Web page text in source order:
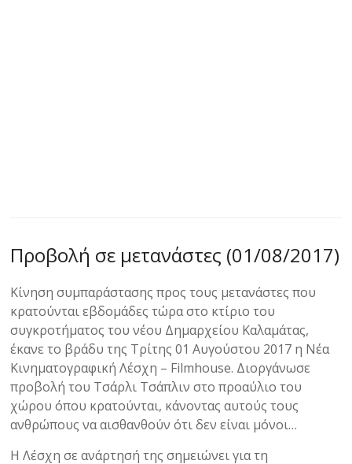
Προβολή σε μετανάστες (01/08/2017)
Κίνηση συμπαράστασης προς τους μετανάστες που
κρατούνται εβδομάδες τώρα στο κτίριο του
συγκροτήματος του νέου Δημαρχείου Καλαμάτας,
έκανε το βράδυ της Τρίτης 01 Αυγούστου 2017 η Νέα
Κινηματογραφική Λέσχη – Filmhouse. Διοργάνωσε
προβολή του Τσάρλι Τσάπλιν στο προαύλιο του
χώρου όπου κρατούνται, κάνοντας αυτούς τους
ανθρώπους να αισθανθούν ότι δεν είναι μόνοι…
Η Λέσχη σε ανάρτησή της σημειώνει για τη